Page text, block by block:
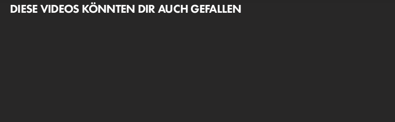
DIESE VIDEOS KÖNNTEN DIR AUCH GEFALLEN